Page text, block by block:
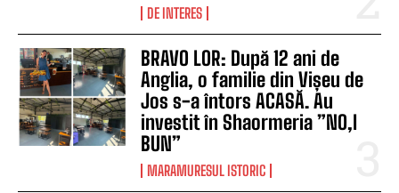
DE INTERES
BRAVO LOR: După 12 ani de
Anglia, o familie din Vișeu de
Jos s-a întors ACASĂ. Au
investit în Shaormeria ”NO,I
BUN”
MARAMURESUL ISTORIC